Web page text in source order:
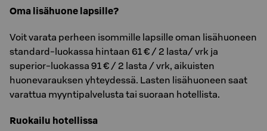
Oma lisähuone lapsille?
Voit varata perheen isommille lapsille oman lisähuoneen
standard-luokassa hintaan 61 € / 2 lasta/ vrk ja
superior-luokassa 91 € / 2 lasta / vrk, aikuisten
huonevarauksen yhteydessä. Lasten lisähuoneen saat
varattua myyntipalvelusta tai suoraan hotellista.
Ruokailu hotellissa